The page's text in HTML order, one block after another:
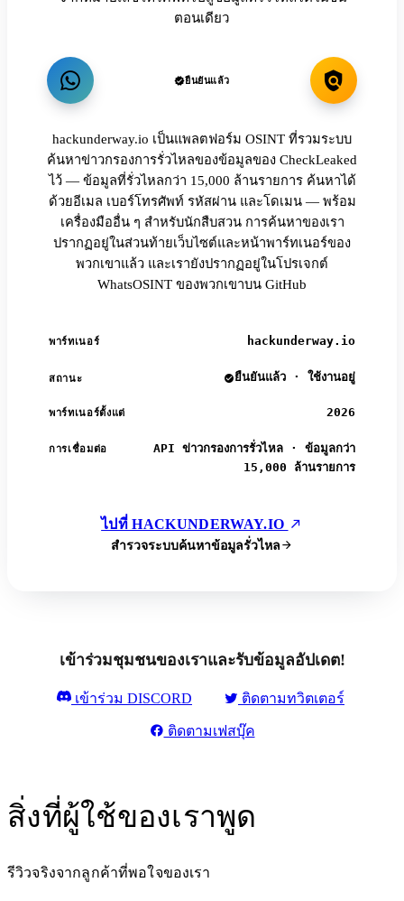
ตอนเดียว
ยืนยันแล้ว
hackunderway.io เป็นแพลตฟอร์ม OSINT ที่รวมระบบ
ค้นหาข่าวกรองการรั่วไหลของข้อมูลของ CheckLeaked
ไว้ — ข้อมูลที่รั่วไหลกว่า 15,000 ล้านรายการ ค้นหาได้
ด้วยอีเมล เบอร์โทรศัพท์ รหัสผ่าน และโดเมน — พร้อม
เครื่องมืออื่น ๆ สำหรับนักสืบสวน การค้นหาของเรา
ปรากฏอยู่ในส่วนท้ายเว็บไซต์และหน้าพาร์ทเนอร์ของ
พวกเขาแล้ว และเรายังปรากฏอยู่ในโปรเจกต์
WhatsOSINT ของพวกเขาบน GitHub
พาร์ทเนอร์ hackunderway.io
สถานะ ยืนยันแล้ว · ใช้งานอยู่
พาร์ทเนอร์ตั้งแต่ 2026
การเชื่อมต่อ
API ข่าวกรองการรั่วไหล · ข้อมูลกว่า
15,000 ล้านรายการ
ไปที่ HACKUNDERWAY.IO
สำรวจระบบค้นหาข้อมูลรั่วไหล
เข้าร่วมชุมชนของเราและรับข้อมูลอัปเดต!
เข้าร่วม DISCORD ติดตามทวิตเตอร์
ติดตามเฟสบุ๊ค
สิ่งที่ผู้ใช้ของเราพูด
รีวิวจริงจากลูกค้าที่พอใจของเรา